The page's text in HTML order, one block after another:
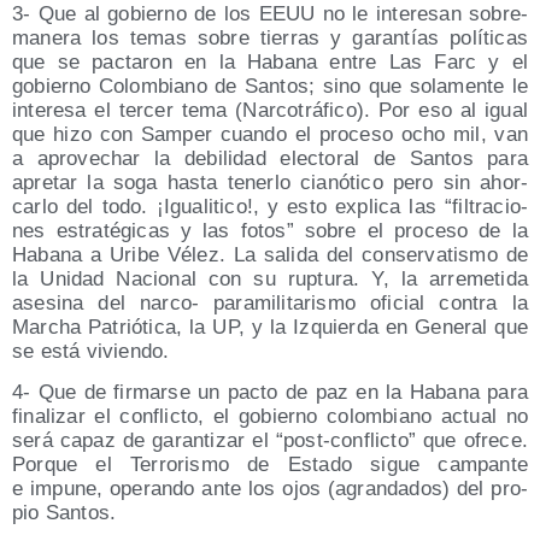
3- Que al gobierno de los EEUU no le intere­san sobre­
ma­ne­ra los temas sobre tie­rras y garan­tías polí­ti­cas
que se pac­ta­ron en la Haba­na entre Las Farc y el
gobierno Colom­biano de San­tos; sino que sola­men­te le
intere­sa el ter­cer tema (Nar­co­trá­fi­co). Por eso al igual
que hizo con Sam­per cuan­do el pro­ce­so ocho mil, van
a apro­ve­char la debi­li­dad elec­to­ral de San­tos para
apre­tar la soga has­ta tener­lo cia­nó­ti­co pero sin ahor­
car­lo del todo. ¡Igua­li­ti­co!, y esto expli­ca las “fil­tra­cio­
nes estra­té­gi­cas y las fotos” sobre el pro­ce­so de la
Haba­na a Uri­be Vélez. La sali­da del con­ser­va­tis­mo de
la Uni­dad Nacio­nal con su rup­tu­ra. Y, la arre­me­ti­da
ase­si­na del nar­co- para­mi­li­ta­ris­mo ofi­cial con­tra la
Mar­cha Patrió­ti­ca, la UP, y la Izquier­da en Gene­ral que
se está viviendo.
4- Que de fir­mar­se un pac­to de paz en la Haba­na para
fina­li­zar el con­flic­to, el gobierno colom­biano actual no
será capaz de garan­ti­zar el “post-con­flic­to” que ofre­ce.
Por­que el Terro­ris­mo de Esta­do sigue cam­pan­te
e impu­ne, ope­ran­do ante los ojos (agran­da­dos) del pro­
pio Santos.